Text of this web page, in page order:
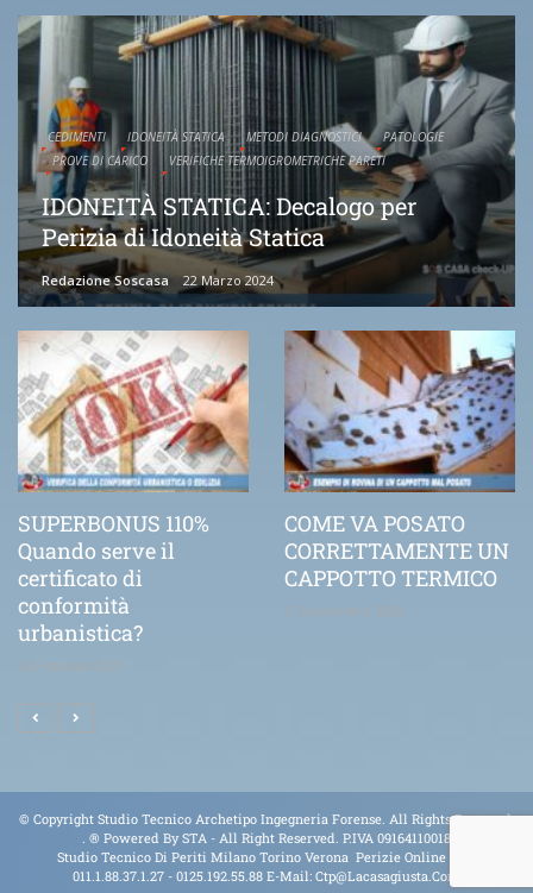
CEDIMENTI IDONEITÀ STATICA METODI DIAGNOSTICI
PATOLOGIE
PROVE DI CARICO
VERIFICHE TERMOIGROMETRICHE PARETI
IDONEITÀ STATICA: Decalogo per
Perizia di Idoneità Statica
Redazione Soscasa 22 Marzo 2024
SUPERBONUS 110%
Quando serve il
certificato di
conformità
urbanistica?
25 Febbraio 2021
COME VA POSATO
CORRETTAMENTE UN
CAPPOTTO TERMICO
21 Novembre 2020
© Copyright Studio Tecnico Archetipo Ingegneria Forense. All Rights Reserved.
® Powered BySTA - All Right Reserved. P.IVA 09164110018
Studio Tecnico Di Periti Milano Torino Verona Perizie Online Tel.
011.1.88.37.1.27 - 0125.192.55.88 E-Mail: Ctp@lacasagiusta.com